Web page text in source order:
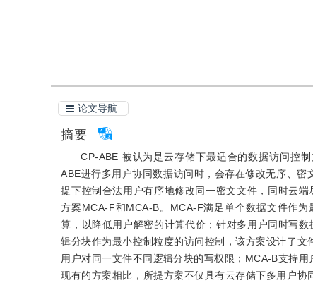
论文导航
摘要
CP-ABE 被认为是云存储下最适合的数据访问控
ABE进行多用户协同数据访问时，会存在修改无序、
提下控制合法用户有序地修改同一密文文件，同时云
方案MCA-F和MCA-B。MCA-F满足单个数据文件作
算，以降低用户解密的计算代价；针对多用户同时写
辑分块作为最小控制粒度的访问控制，该方案设计了
用户对同一文件不同逻辑分块的写权限；MCA-B支持
现有的方案相比，所提方案不仅具有云存储下多用户协